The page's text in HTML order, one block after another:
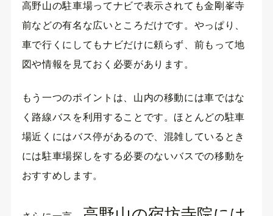
高野山の駐車場ってナビで表示されても金剛峯寺
前などの有名な広いところだけです。やっぱり、
車で行くにしてもナビだけに頼らず、前もって地
図や情報を見ておく必要があります。
もう一つのポイントは、山内の移動には車ではな
く路線バスを利用することです。ほとんどの駐車
場近くにはバス停があるので、混雑しているとき
には駐車場探しをする必要のないバスでの移動を
おすすめします。